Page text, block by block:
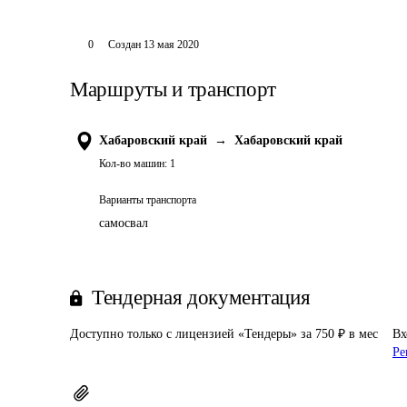
0 Создан 13 мая 2020
Маршруты и транспорт
Хабаровский край → Хабаровский край
Кол-во машин: 1
Варианты транспорта
самосвал
Тендерная документация
Доступно только с лицензией «Тендеры» за 750 ₽ в мес